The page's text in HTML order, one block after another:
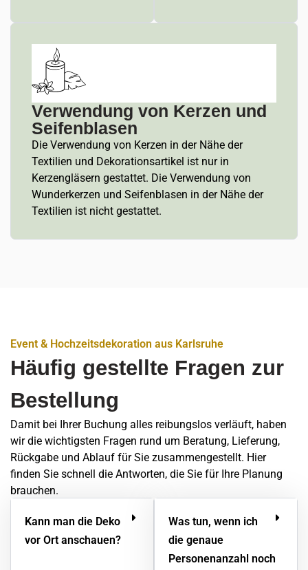
Verwendung von Kerzen und
Seifenblasen
Die Verwendung von Kerzen in der Nähe der
Textilien und Dekorationsartikel ist nur in
Kerzengläsern gestattet. Die Verwendung von
Wunderkerzen und Seifenblasen in der Nähe der
Textilien ist nicht gestattet.
Event & Hochzeitsdekoration aus Karlsruhe
Häufig gestellte Fragen zur
Bestellung
Damit bei Ihrer Buchung alles reibungslos verläuft, haben
wir die wichtigsten Fragen rund um Beratung, Lieferung,
Rückgabe und Ablauf für Sie zusammengestellt. Hier
finden Sie schnell die Antworten, die Sie für Ihre Planung
brauchen.
Kann man die Deko
vor Ort anschauen?
Was tun, wenn ich
die genaue
Personenanzahl noch